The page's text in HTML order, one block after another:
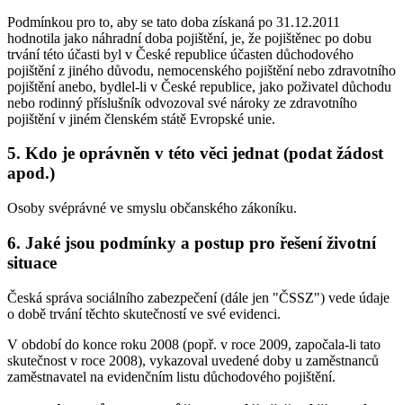
Podmínkou pro to, aby se tato doba získaná po 31.12.2011
hodnotila jako náhradní doba pojištění, je, že pojištěnec po dobu
trvání této účasti byl v České republice účasten důchodového
pojištění z jiného důvodu, nemocenského pojištění nebo zdravotního
pojištění anebo, bydlel-li v České republice, jako poživatel důchodu
nebo rodinný příslušník odvozoval své nároky ze zdravotního
pojištění v jiném členském státě Evropské unie.
5. Kdo je oprávněn v této věci jednat (podat žádost
apod.)
Osoby svéprávné ve smyslu občanského zákoníku.
6. Jaké jsou podmínky a postup pro řešení životní
situace
Česká správa sociálního zabezpečení (dále jen "ČSSZ") vede údaje
o době trvání těchto skutečností ve své evidenci.
V období do konce roku 2008 (popř. v roce 2009, započala-li tato
skutečnost v roce 2008), vykazoval uvedené doby u zaměstnanců
zaměstnavatel na evidenčním listu důchodového pojištění.